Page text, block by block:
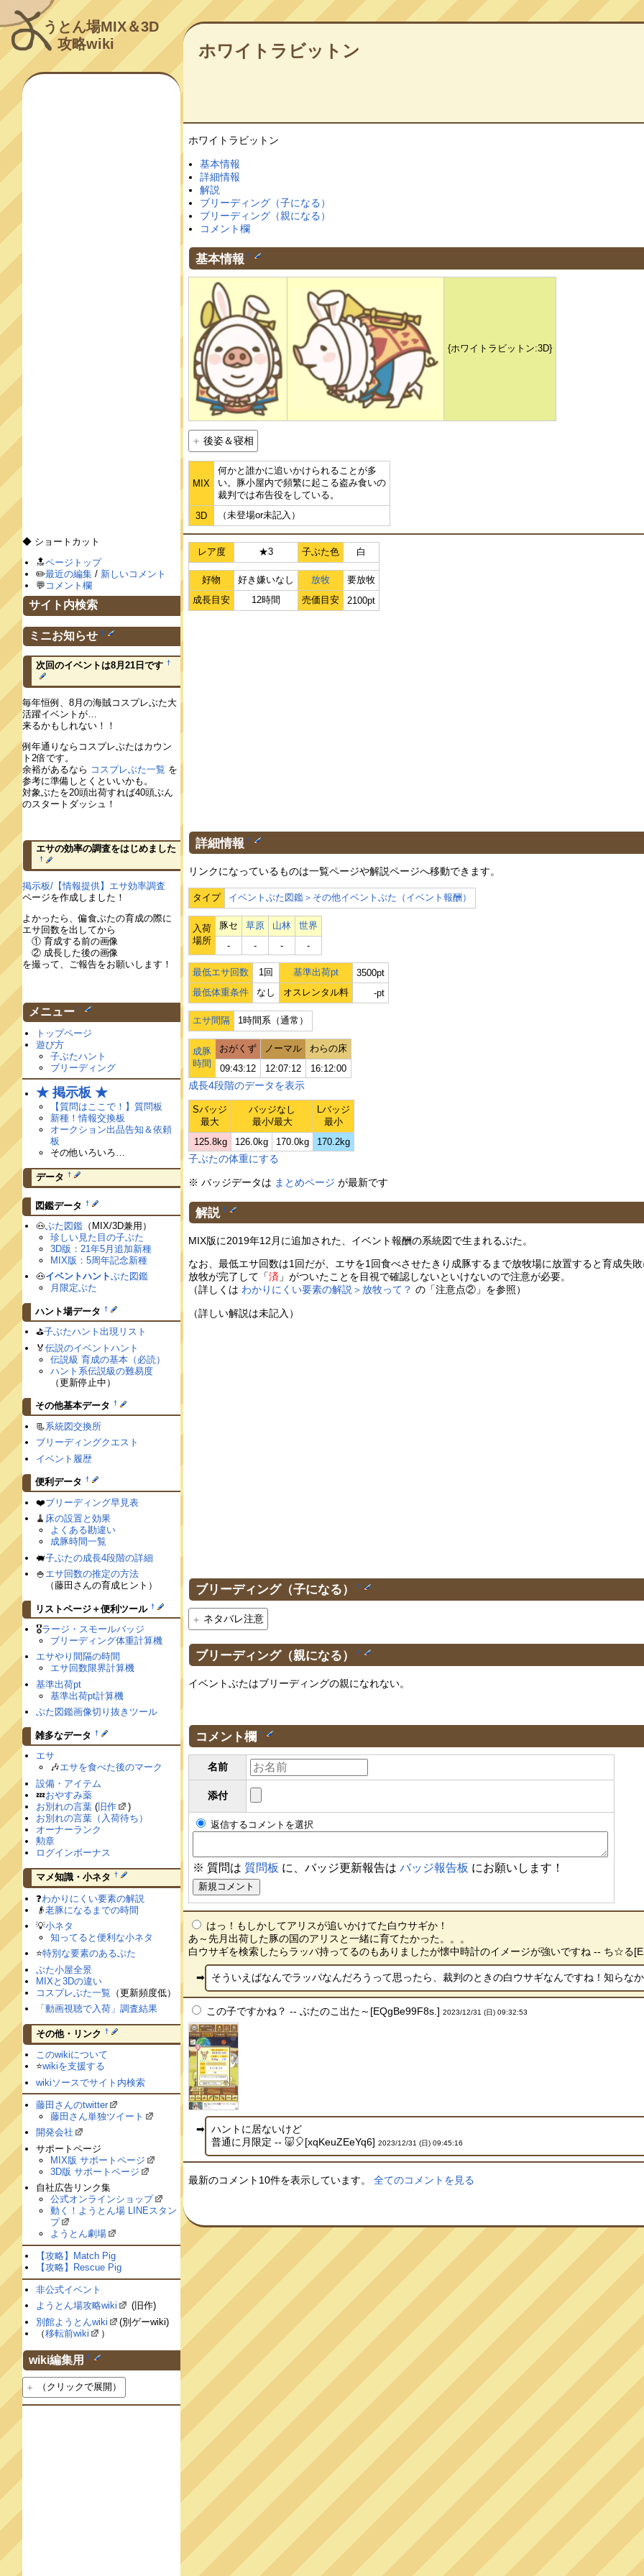
うとん場MIX＆3D
攻略wiki
ホワイトラビットン
ホワイトラビットン
基本情報
詳細情報
解説
ブリーディング（子になる）
ブリーディング（親になる）
コメント欄
基本情報 †
{ホワイトラビットン:3D}
後姿＆寝相
MIX
何かと誰かに追いかけられることが多
い。豚小屋内で頻繁に起こる盗み食いの
裁判では布告役をしている。
3D
（未登場or未記入）
レア度 ★3 子ぶた色 白
好物 好き嫌いなし 放牧
要放牧
成長目安
12時間 売価目安 2100pt
詳細情報 †
リンクになっているものは一覧ページや解説ページへ移動できます。
タイプ イベントぶた図鑑＞その他イベントぶた（イベント報酬）
入荷
場所
豚セ 草原 山林
世界
‐
‐ ‐ ‐
最低エサ回数 1回 基準出荷pt
3500pt
最低体重条件
なし オスレンタル料 -pt
エサ間隔 1時間系（通常）
成豚
時間
おがくず ノーマル
わらの床
09:43:12
12:07:12 16:12:00
成長4段階のデータを表示
Sバッジ
最大
バッジなし
最小/最大
Lバッジ
最小
125.8kg
126.0kg 170.0kg 170.2kg
子ぶたの体重にする
※ バッジデータは まとめページ が最新です
解説 †
MIX版に2019年12月に追加された、イベント報酬の系統図で生まれるぶた。
なお、最低エサ回数は1回だが、エサを1回食べさせたきり成豚するまで放牧場に放置すると育成失
放牧が完了して「済 」がついたことを目視で確認しないといけないので注意が必要。
（詳しくはわかりにくい要素の解説＞放牧って？ の「注意点②」を参照）
（詳しい解説は未記入）
ブリーディング（子になる） †
ネタバレ注意
ブリーディング（親になる） †
イベントぶたはブリーディングの親になれない。
コメント欄 †
名前
添付
返信するコメントを選択
※ 質問は 質問板 に、バッジ更新報告はバッジ報告板 にお願いします！
はっ！もしかしてアリスが追いかけてた白ウサギか！
あ～先月出荷した豚の国のアリスと一緒に育てたかった。。。
白ウサギを検索したらラッパ持ってるのもありましたが懐中時計のイメージが強いですね -- ち☆る
そういえばなんでラッパなんだろうって思ったら、裁判のときの白ウサギなんですね！知ら
この子ですかね？ -- ぶたのこ出た～[EQgBe99F8s.]2023/12/31 (日) 09:32:53
ハントに居ないけど
普通に月限定 -- 🐷🎈[xqKeuZEeYq6]2023/12/31 (日) 09:45:16
最新のコメント10件を表示しています。全てのコメントを見る
◆ ショートカット
🔝ページトップ
✏️最近の編集 / 新しいコメント
💬 コメント欄
サイト内検索
ミニお知らせ †
次回のイベントは8月21日です †
毎年恒例、8月の海賊コスプレぶた大
活躍イベントが…
来るかもしれない！！
例年通りならコスプレぶたはカウン
ト2倍です。
余裕があるなら コスプレぶた一覧 を
参考に準備しとくといいかも。
対象ぶたを20頭出荷すれば40頭ぶん
のスタートダッシュ！
エサの効率の調査をはじめました
†
掲示板/【情報提供】エサ効率調査
ページを作成しました！
よかったら、偏食ぶたの育成の際に
エサ回数を出してから
① 育成する前の画像
② 成長した後の画像
を撮って、ご報告をお願いします！
メニュー †
トップページ
遊び方
子ぶたハント
ブリーディング
★ 掲示板 ★
【質問はここで！】質問板
新種！情報交換板
オークション出品告知＆依頼
板
その他いろいろ…
データ †
図鑑データ †
🐽ぶた図鑑 （MIX/3D兼用）
珍しい見た目の子ぶた
3D版：21年5月追加新種
MIX版：5周年記念新種
🐽イベントハントぶた図鑑
月限定ぶた
ハント場データ †
⛳️子ぶたハント出現リスト
🏅伝説のイベントハント
伝説級 育成の基本（必読）
ハント系伝説級の難易度
（更新停止中）
その他基本データ †
📃系統図交換所
ブリーディングクエスト
イベント履歴
便利データ †
❤️ブリーディング早見表
🧹 床の設置と効果
よくある勘違い
成豚時間一覧
🐖子ぶたの成長4段階の詳細
🍚 エサ回数の推定の方法
（藤田さんの育成ヒント）
リストページ＋便利ツール †
🎖ラージ・スモールバッジ
ブリーディング体重計算機
エサやり間隔の時間
エサ回数限界計算機
基準出荷pt
基準出荷pt計算機
ぶた図鑑画像切り抜きツール
雑多なデータ †
エサ
🎶エサを食べた後のマーク
設備・アイテム
💤おやすみ薬
お別れの言葉 (旧作
)
お別れの言葉（入荷待ち）
オーナーランク
勲章
ログインボーナス
マメ知識・小ネタ †
❓わかりにくい要素の解説
👴老豚になるまでの時間
💡小ネタ
知ってると便利な小ネタ
⭐️特別な要素のあるぶた
ぶた小屋全景
MIXと3Dの違い
コスプレぶた一覧 （更新頻度低）
「動画視聴で入荷」調査結果
その他・リンク †
このwikiについて
⭐️wikiを支援する
wikiソースでサイト内検索
藤田さんのtwitter
藤田さん単独ツイート
開発会社
サポートページ
MIX版 サポートページ
3D版 サポートページ
自社広告リンク集
公式オンラインショップ
動く！ようとん場 LINEスタン
プ
ようとん劇場
【攻略】Match Pig
【攻略】Rescue Pig
非公式イベント
ようとん場攻略wiki
(旧作)
別館ようとんwiki
(別ゲーwiki)
（移転前wiki ）
wiki編集用 †
（クリックで展開）